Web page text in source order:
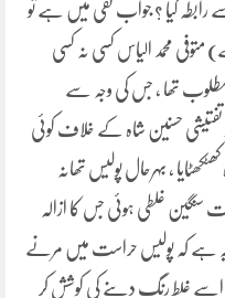
رابطہ کیا ؟ جواب نفی میں ہے تو
محمد الیاس کسی نہ کسی
تھا ، جس کی وجہ سے
تفتیشی حسنین شاہ کے خلاف کوئی
، بہرحال پولیس تھانہ
غلطی ہوئی جس کا ازالہ
ہے کہ پولیس حراست میں مرنے
اسے غلط رنگ دینے کی کوشش کر